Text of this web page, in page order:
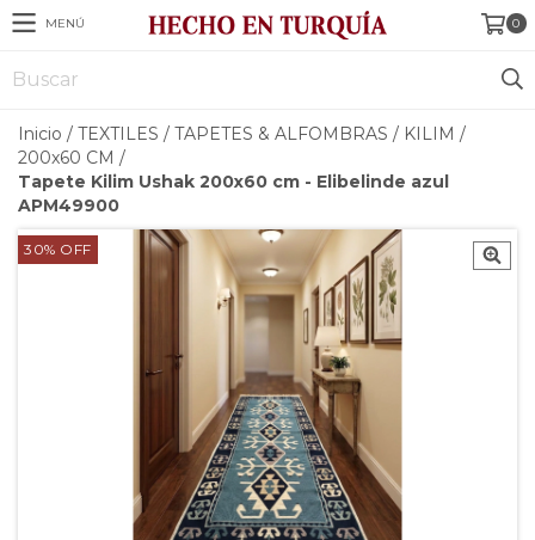
MENÚ 0
Inicio / TEXTILES / TAPETES & ALFOMBRAS / KILIM /
200x60 CM /
Tapete Kilim Ushak 200x60 cm - Elibelinde azul
APM49900
30% OFF